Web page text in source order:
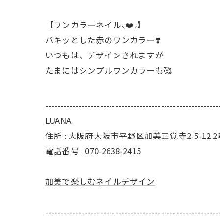
【ワンカラーネイル⸜❤️⸝】
パキッとした赤のワンカラー❣️
いつもは、デザインされますが
たまにはシンプルワンカラーも🥰
LUANA
住所 : 大阪府大阪市平野区加美正覚寺2-5-12 2
電話番号 : 070-2638-2415
加美で楽しむネイルデザイン